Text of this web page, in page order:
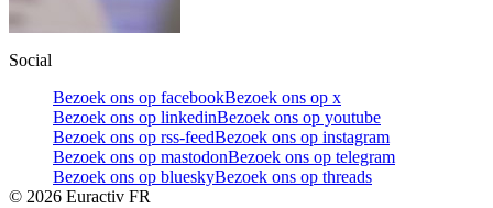
Social
Bezoek ons op facebookBezoek ons op x
Bezoek ons op linkedinBezoek ons op youtube
Bezoek ons op rss-feedBezoek ons op instagram
Bezoek ons op mastodonBezoek ons op telegram
Bezoek ons op blueskyBezoek ons op threads
© 2026 Euractiv FR